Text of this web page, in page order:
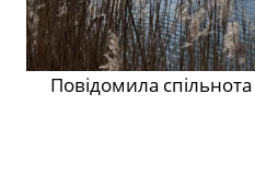
Повідомила спільнота